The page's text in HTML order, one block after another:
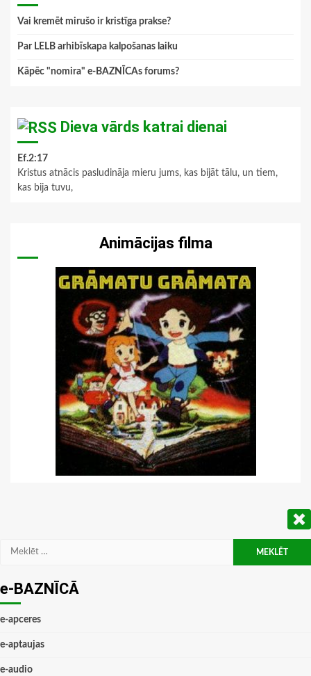
Vai kremēt mirušo ir kristīga prakse?
Par LELB arhibīskapa kalpošanas laiku
Kāpēc "nomira" e-BAZNĪCAs forums?
Dieva vārds katrai dienai
Ef.2:17
Kristus atnācis pasludināja mieru jums, kas bijāt tālu, un tiem,
kas bija tuvu,
Animācijas filma
Meklēt:
e-BAZNĪCĀ
e-apceres
e-aptaujas
e-audio